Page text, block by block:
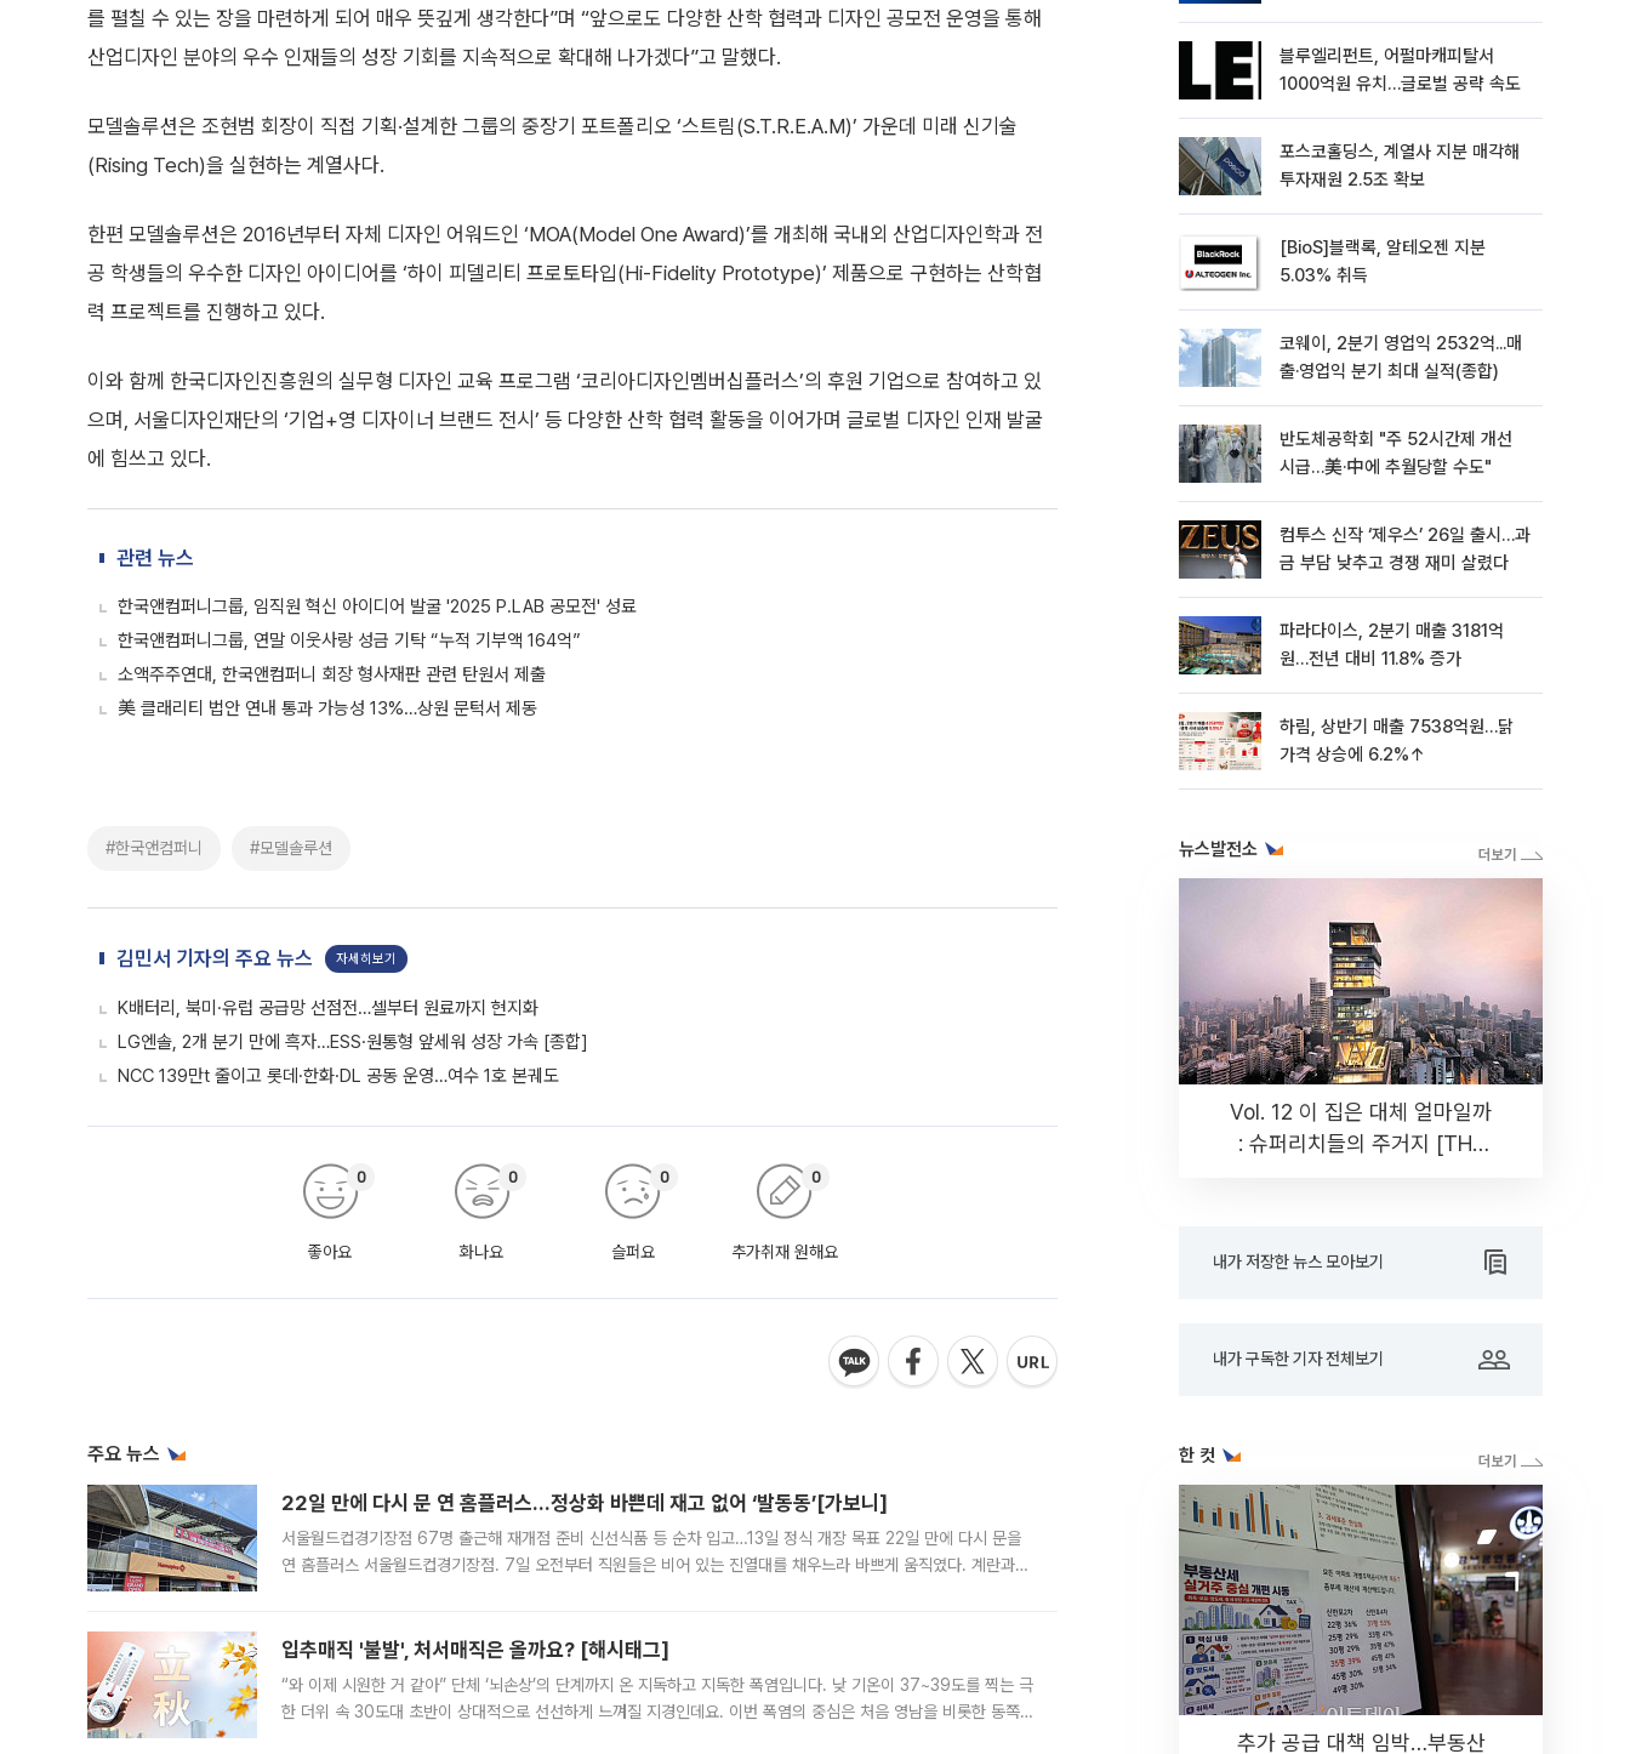
를 펼칠 수 있는 장을 마련하게 되어 매우 뜻깊게 생각한다”며 “앞으로도 다양한 산학 협력과 디자인 공모전 운영을 통해
산업디자인 분야의 우수 인재들의 성장 기회를 지속적으로 확대해 나가겠다”고 말했다.
모델솔루션은 조현범 회장이 직접 기획·설계한 그룹의 중장기 포트폴리오 ‘스트림(S.T.R.E.A.M)’ 가운데 미래 신기술
(Rising Tech)을 실현하는 계열사다.
한편 모델솔루션은 2016년부터 자체 디자인 어워드인 ‘MOA(Model One Award)’를 개최해 국내외 산업디자인학과 전
공 학생들의 우수한 디자인 아이디어를 ‘하이 피델리티 프로토타입(Hi-Fidelity Prototype)’ 제품으로 구현하는 산학협
력 프로젝트를 진행하고 있다.
이와 함께 한국디자인진흥원의 실무형 디자인 교육 프로그램 ‘코리아디자인멤버십플러스’의 후원 기업으로 참여하고 있
으며, 서울디자인재단의 ‘기업+영 디자이너 브랜드 전시’ 등 다양한 산학 협력 활동을 이어가며 글로벌 디자인 인재 발굴
에 힘쓰고 있다.
관련 뉴스
한국앤컴퍼니그룹, 임직원 혁신 아이디어 발굴 '2025 P.LAB 공모전' 성료
한국앤컴퍼니그룹, 연말 이웃사랑 성금 기탁 “누적 기부액 164억”
소액주주연대, 한국앤컴퍼니 회장 형사재판 관련 탄원서 제출
美 클래리티 법안 연내 통과 가능성 13%…상원 문턱서 제동
#한국앤컴퍼니 #모델솔루션
김민서 기자의 주요 뉴스 자세히보기
K배터리, 북미·유럽 공급망 선점전…셀부터 원료까지 현지화
LG엔솔, 2개 분기 만에 흑자…ESS·원통형 앞세워 성장 가속 [종합]
NCC 139만t 줄이고 롯데·한화·DL 공동 운영…여수 1호 본궤도
좋아요
0
화나요
0
슬퍼요
0
추가취재 원해요
0
주요 뉴스
22일 만에 다시 문 연 홈플러스…정상화 바쁜데 재고 없어 ‘발동동’[가보니]
서울월드컵경기장점 67명 출근해 재개점 준비 신선식품 등 순차 입고…13일 정식 개장 목표 22일 만에 다시 문을
연 홈플러스 서울월드컵경기장점. 7일 오전부터 직원들은 비어 있는 진열대를 채우느라 바쁘게 움직였다. 계란과
입추매직 '불발', 처서매직은 올까요? [해시태그]
“와 이제 시원한 거 같아” 단체 ‘뇌손상’의 단계까지 온 지독하고 지독한 폭염입니다. 낮 기온이 37~39도를 찍는 극
한 더위 속 30도대 초반이 상대적으로 선선하게 느껴질 지경인데요. 이번 폭염의 중심은 처음 영남을 비롯한 동쪽
블루엘리펀트, 어펄마캐피탈서
1000억원 유치…글로벌 공략 속도
포스코홀딩스, 계열사 지분 매각해
투자재원 2.5조 확보
[BioS]블랙록, 알테오젠 지분
5.03% 취득
코웨이, 2분기 영업익 2532억...매
출·영업익 분기 최대 실적(종합)
반도체공학회 "주 52시간제 개선
시급…美·中에 추월당할 수도"
컴투스 신작 ‘제우스’ 26일 출시…과
금 부담 낮추고 경쟁 재미 살렸다
파라다이스, 2분기 매출 3181억
원…전년 대비 11.8% 증가
하림, 상반기 매출 7538억원…닭
가격 상승에 6.2%↑
뉴스발전소
Vol. 12 이 집은 대체 얼마일까
: 슈퍼리치들의 주거지 [THE
내가 저장한 뉴스 모아보기
내가 구독한 기자 전체보기
한 컷
추가 공급 대책 임박…부동산